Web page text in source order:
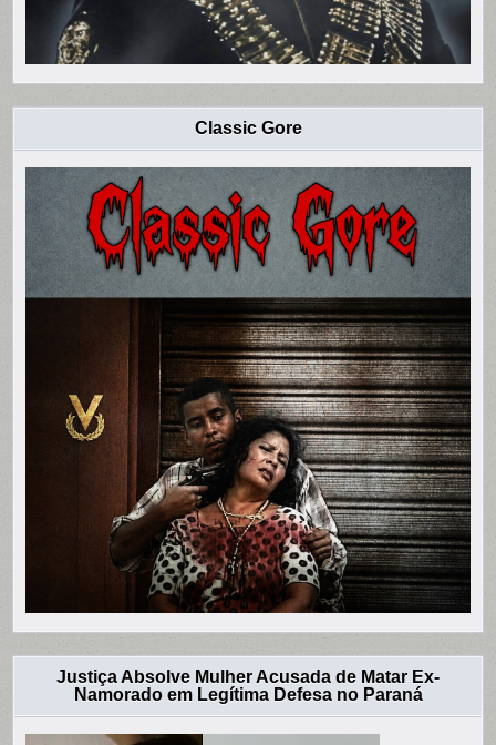
Classic Gore
Justiça Absolve Mulher Acusada de Matar Ex-
Namorado em Legítima Defesa no Paraná